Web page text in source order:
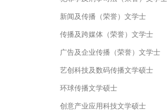
新闻及传播（荣誉）文学士
传播及跨媒体（荣誉）文学士
广告及企业传播（荣誉）文学士
艺创科技及数码传播文学硕士
环球传播文学硕士
创意产业应用科技文学硕士